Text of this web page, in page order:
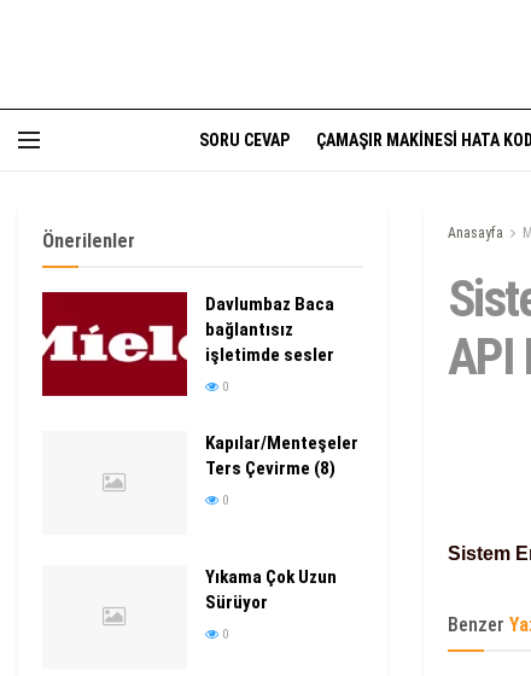
SORU CEVAP ÇAMAŞIR MAKINESI HATA
Anasayfa
API
Sistem
Benzer
Önerilenler
Davlumbaz Baca
bağlantısız
işletimde sesler
0
Kapılar/Menteşeler
Ters Çevirme (8)
0
Yıkama Çok Uzun
Sürüyor
0